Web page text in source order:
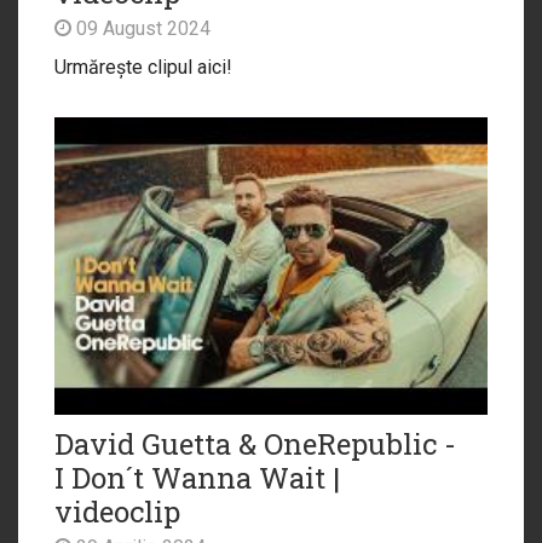
09 August 2024
Urmărește clipul aici!
David Guetta & OneRepublic -
I Don´t Wanna Wait |
videoclip